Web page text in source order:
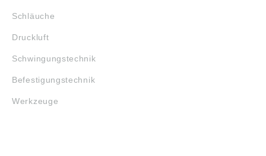
Schläuche
Druckluft
Schwingungstechnik
Befestigungstechnik
Werkzeuge